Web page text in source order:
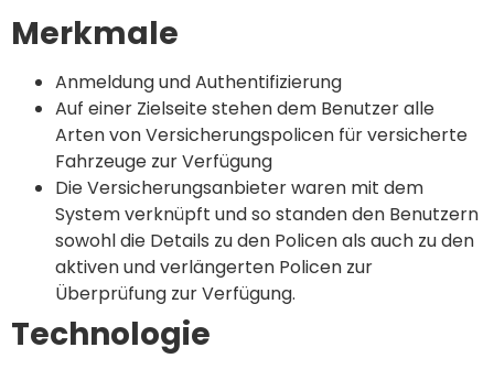
Merkmale
Anmeldung und Authentifizierung
Auf einer Zielseite stehen dem Benutzer alle
Arten von Versicherungspolicen für versicherte
Fahrzeuge zur Verfügung
Die Versicherungsanbieter waren mit dem
System verknüpft und so standen den Benutzern
sowohl die Details zu den Policen als auch zu den
aktiven und verlängerten Policen zur
Überprüfung zur Verfügung.
Technologie